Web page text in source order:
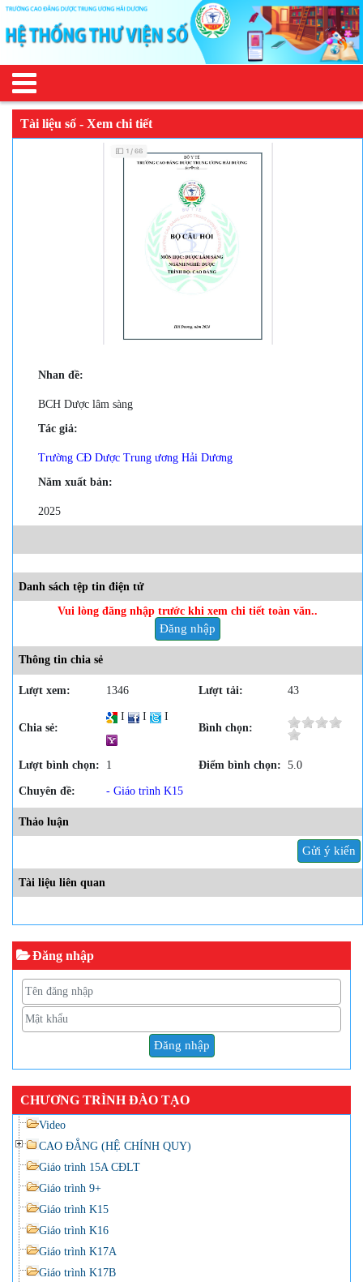
Tài liệu số - Xem chi tiết
Nhan đề:
BCH Dược lâm sàng
Tác giả:
Trường CĐ Dược Trung ương Hải Dương
Năm xuất bản:
2025
Danh sách tệp tin điện tử
Vui lòng đăng nhập trước khi xem chi tiết toàn văn..
Đăng nhập
Thông tin chia sẻ
Lượt xem: 1346 Lượt tải: 43
Chia sẻ:
I I
I
Bình chọn:
Lượt bình chọn: 1 Điểm bình chọn: 5.0
Chuyên đề: - Giáo trình K15
Thảo luận
Gửi ý kiến
Tài liệu liên quan
Đăng nhập
Đăng nhập
CHƯƠNG TRÌNH ĐÀO TẠO
Video
CAO ĐẲNG (HỆ CHÍNH QUY)
Giáo trình 15A CĐLT
Giáo trình 9+
Giáo trình K15
Giáo trình K16
Giáo trình K17A
Giáo trình K17B